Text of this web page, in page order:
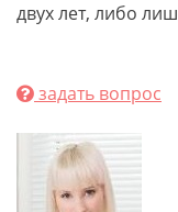
двух лет, либо
задать вопрос